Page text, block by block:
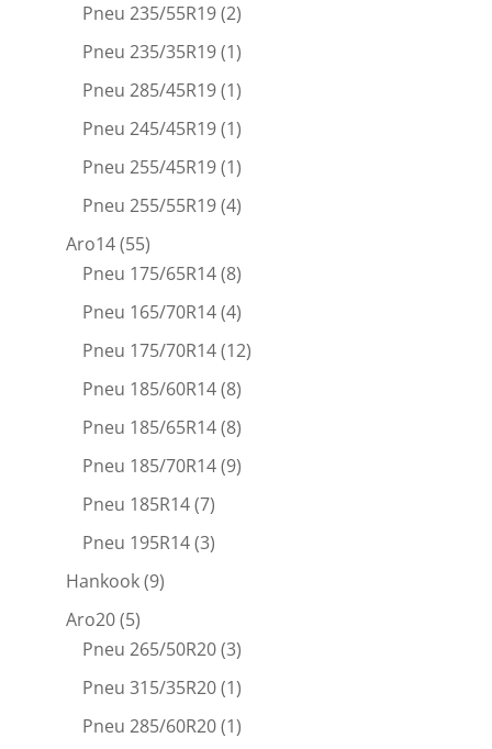
Pneu 235/55R19(2)
Pneu 235/35R19(1)
Pneu 285/45R19(1)
Pneu 245/45R19(1)
Pneu 255/45R19(1)
Pneu 255/55R19(4)
Aro14(55)
Pneu 175/65R14(8)
Pneu 165/70R14(4)
Pneu 175/70R14(12)
Pneu 185/60R14(8)
Pneu 185/65R14(8)
Pneu 185/70R14(9)
Pneu 185R14(7)
Pneu 195R14(3)
Hankook(9)
Aro20(5)
Pneu 265/50R20(3)
Pneu 315/35R20(1)
Pneu 285/60R20(1)